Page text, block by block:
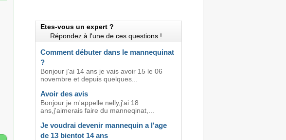
Etes-vous un expert ?
Répondez à l'une de ces questions !
Comment débuter dans le mannequinat
?
Bonjour j'ai 14 ans je vais avoir 15 le 06
novembre et depuis quelques...
Avoir des avis
Bonjour je m'appelle nelly,j'ai 18
ans,j'aimerais faire du manneqinat,...
Je voudrai devenir mannequin a l'age
de 13 bientot 14 ans